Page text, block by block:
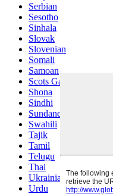
Serbian
Sesotho
Sinhala
Slovak
Slovenian
Somali
Samoan
Scots Gaelic
Shona
Sindhi
Sundanese
Swahili
Tajik
Tamil
Telugu
Thai
Ukrainian
Urdu